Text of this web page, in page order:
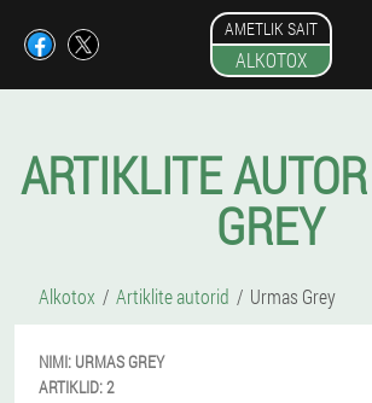
AMETLIK SAIT
ALKOTOX
ARTIKLITE
GREY
Alkotox Artiklite autorid Urmas Grey
NIMI: URMAS GREY
ARTIKLID:2